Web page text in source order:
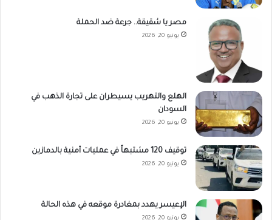
مصر يا شقيقة.. جرعة ضد الحملة
يونيو 20, 2026
الهلع والتهريب يسيطران على تجارة الذهب في
السودان
يونيو 20, 2026
توقيف 120 مشتبهاً في عمليات أمنية بالدمازين
يونيو 20, 2026
الإعيسر يهدد بمغادرة موقعه في هذه الحالة